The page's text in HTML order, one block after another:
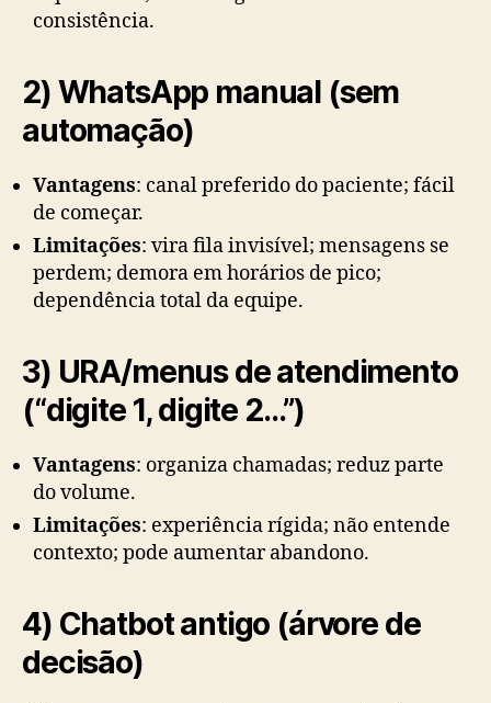
consistência.
2) WhatsApp manual (sem
automação)
Vantagens: canal preferido do paciente; fácil
de começar.
Limitações: vira fila invisível; mensagens se
perdem; demora em horários de pico;
dependência total da equipe.
3) URA/menus de atendimento
(“digite 1, digite 2…”)
Vantagens: organiza chamadas; reduz parte
do volume.
Limitações: experiência rígida; não entende
contexto; pode aumentar abandono.
4) Chatbot antigo (árvore de
decisão)